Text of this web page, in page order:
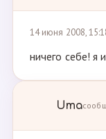
14 июня 2008,
ничего себе! я
Uma